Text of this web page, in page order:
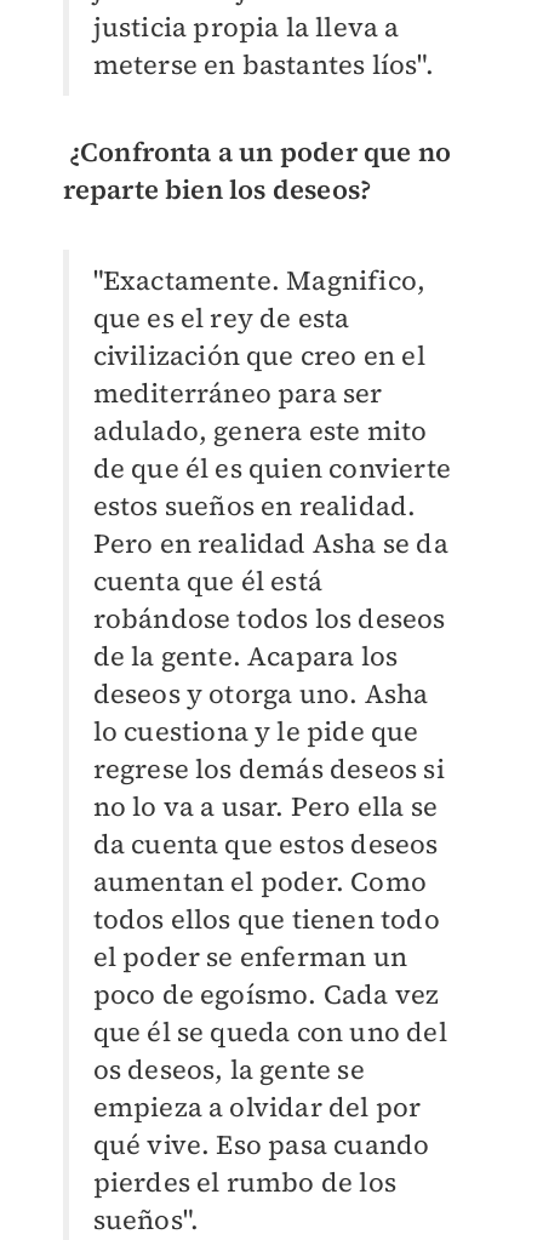
justicia propia la lleva a
meterse en bastantes líos".
¿Confronta a un poder que no
reparte bien los deseos?
"Exactamente. Magnifico,
que es el rey de esta
civilización que creo en el
mediterráneo para ser
adulado, genera este mito
de que él es quien convierte
estos sueños en realidad.
Pero en realidad Asha se da
cuenta que él está
robándose todos los deseos
de la gente. Acapara los
deseos y otorga uno. Asha
lo cuestiona y le pide que
regrese los demás deseos si
no lo va a usar. Pero ella se
da cuenta que estos deseos
aumentan el poder. Como
todos ellos que tienen todo
el poder se enferman un
poco de egoísmo. Cada vez
que él se queda con uno del
os deseos, la gente se
empieza a olvidar del por
qué vive. Eso pasa cuando
pierdes el rumbo de los
sueños".